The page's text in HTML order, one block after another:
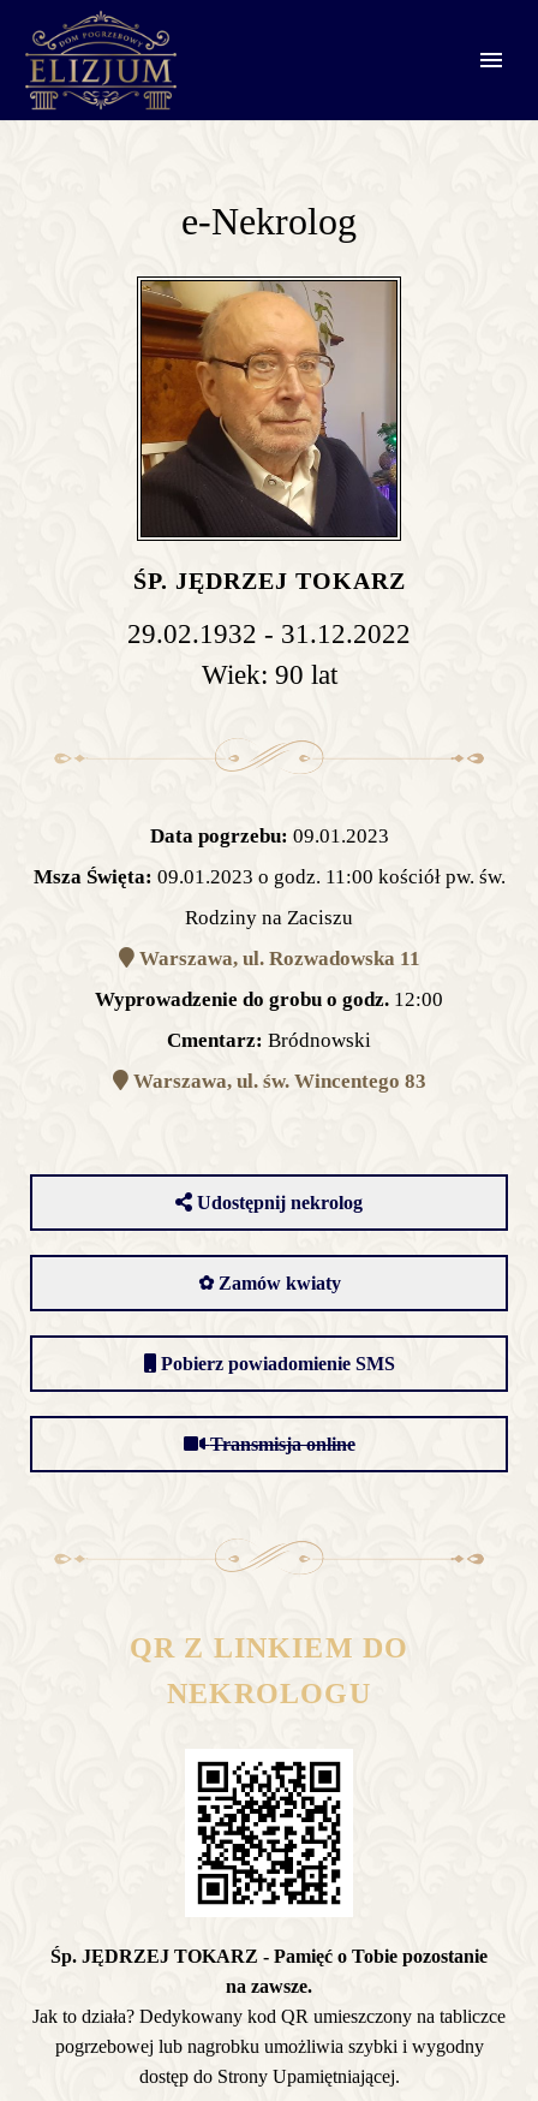
e-Nekrolog
ŚP. JĘDRZEJ TOKARZ
29.02.1932 - 31.12.2022
Wiek: 90 lat
Data pogrzebu: 09.01.2023
Msza Święta: 09.01.2023 o godz. 11:00 kościół pw. św.
Rodziny na Zaciszu
Warszawa, ul. Rozwadowska 11
Wyprowadzenie do grobu o godz. 12:00
Cmentarz: Bródnowski
Warszawa, ul. św. Wincentego 83
Udostępnij nekrolog
✿ Zamów kwiaty
Pobierz powiadomienie SMS
Transmisja online
QR Z LINKIEM DO
NEKROLOGU
Śp. JĘDRZEJ TOKARZ - Pamięć o Tobie pozostanie
na zawsze.
Jak to działa? Dedykowany kod QR umieszczony na tabliczce
pogrzebowej lub nagrobku umożliwia szybki i wygodny
dostęp do Strony Upamiętniającej.